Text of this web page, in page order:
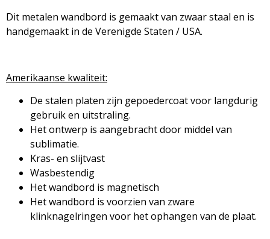
Dit metalen wandbord is gemaakt van zwaar staal en is
handgemaakt in de Verenigde Staten / USA.
Amerikaanse kwaliteit:
De stalen platen zijn gepoedercoat voor langdurig
gebruik en uitstraling.
Het ontwerp is aangebracht door middel van
sublimatie.
Kras- en slijtvast
Wasbestendig
Het wandbord is magnetisch
Het wandbord is voorzien van zware
klinknagelringen voor het ophangen van de plaat.